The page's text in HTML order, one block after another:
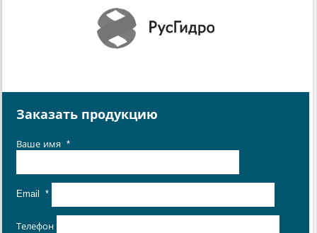
Заказать продукцию
Ваше имя *
Email *
Телефон